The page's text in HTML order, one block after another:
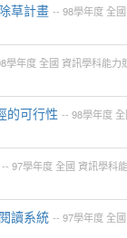
草計畫 -- 98學年度全國
學年度全國 資訊學科能力
的可行性 -- 98學年度
-- 97學年度全國 資訊學科
讀系統 -- 97學年度全國